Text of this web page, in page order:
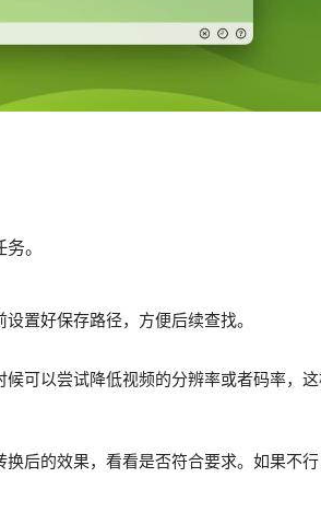
。
置好保存路径，方便后续查找。
可以尝试降低视频的分辨率或者码率，
后的效果，看看是否符合要求。如果不